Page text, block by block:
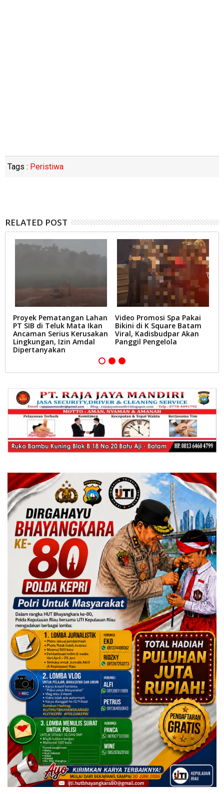
Tags : Peristiwa
RELATED POST
Proyek Pematangan Lahan
PT SIB di Teluk Mata Ikan
Ancaman Serius Kerusakan
Lingkungan, Izin Amdal
Dipertanyakan
Video Promosi Spa Pakai
Bikini di K Square Batam
Viral, Kadisbudpar Akan
Panggil Pengelola